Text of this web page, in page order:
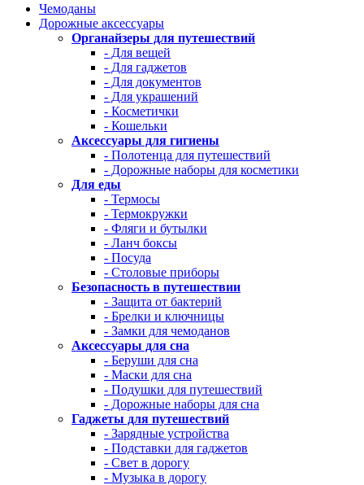
Чемоданы
Дорожные аксессуары
Органайзеры для путешествий
- Для вещей
- Для гаджетов
- Для документов
- Для украшений
- Косметички
- Кошельки
Аксессуары для гигиены
- Полотенца для путешествий
- Дорожные наборы для косметики
Для еды
- Термосы
- Термокружки
- Фляги и бутылки
- Ланч боксы
- Посуда
- Столовые приборы
Безопасность в путешествии
- Защита от бактерий
- Брелки и ключницы
- Замки для чемоданов
Аксессуары для сна
- Беруши для сна
- Маски для сна
- Подушки для путешествий
- Дорожные наборы для сна
Гаджеты для путешествий
- Зарядные устройства
- Подставки для гаджетов
- Свет в дорогу
- Музыка в дорогу